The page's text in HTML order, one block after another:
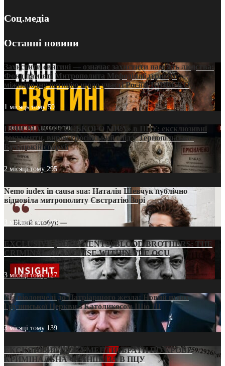
Соц.медіа
Останні новини
Захистити святині — означає захистити пам’ять людства:
Фонд пам’яті Митрополита Мефодія підтримує
міжнародну петицію щодо участі Росії в ЮНЕСКО
1 місяць тому59
ПРИСМАК «РУССЬКОГО МІРА» в ПЦУ: ексклюзивні
документи, вирок і російський слід у Тернопільсько-
Бучацькій єпархії
2 місяці тому 295
Nemo iudex in causa sua: Наталія Шевчук публічно
відповіла митрополиту Євстратію Зорі
3 місяці тому213
EXCLUSIVE (DOCUMENTS)/BLOOD BROTHERS: THE
CRIMINAL FRANCHISE WITHIN THE OCU
3 місяці тому127
Від віолончелі до Патріаршого жезла: Новий шлях
Грузинської Церкви з Католикосом Шіо III
3 місяці тому 139
ЕКСКЛЮЗИВ (ДОКУМЕНТИ)/БРАТИ ПО КРОВІ:
КРИМІНАЛЬНА ФРАНШИЗА В ПЦУ